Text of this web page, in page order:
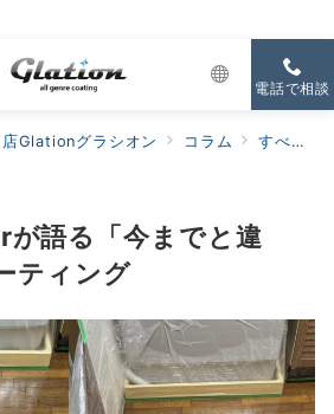
電話で相談
Glationグラシオン コラム すべての新着
語る「今までと違
ティング